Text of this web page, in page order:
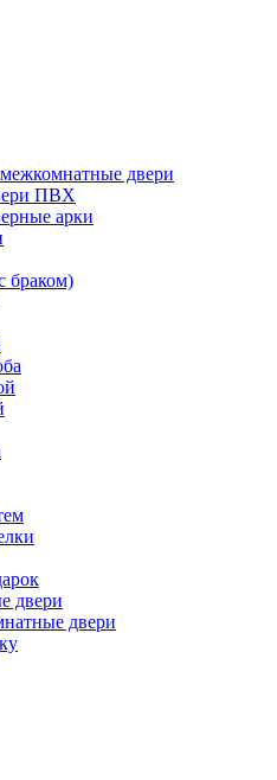
двери
ПВХ
арки
браком)
двери
двери